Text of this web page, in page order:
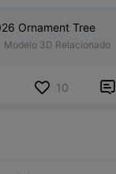
Ornament Tree
Modelo 3D Relacionado
10 